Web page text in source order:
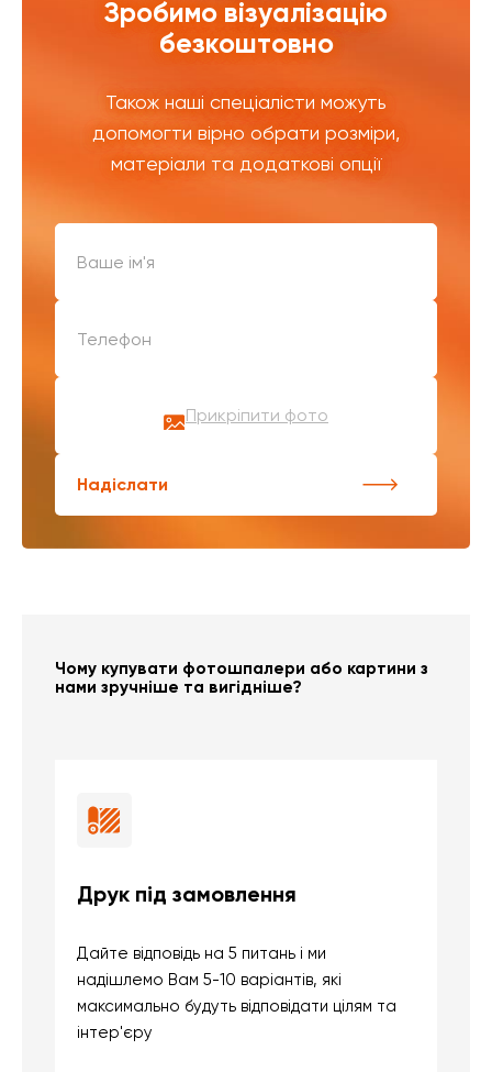
Зробимо візуалізацію
безкоштовно
Також наші спеціалісти можуть
допомогти вірно обрати розміри,
матеріали та додаткові опції
Прикріпити фото
Надіслати
Чому купувати фотошпалери або картини з
нами зручніше та вигідніше?
Друк під замовлення
Дайте відповідь на 5 питань і ми
надішлемо Вам 5-10 варіантів, які
максимально будуть відповідати цілям та
інтер'єру